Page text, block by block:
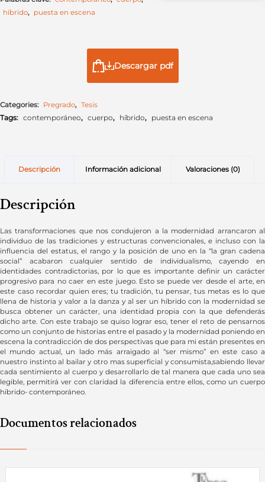
híbrido, puesta en escena
Descargar pdf
Categories: Pregrado, Tesis
Tags: contemporáneo, cuerpo, híbrido, puesta en escena
Descripción Información adicional Valoraciones (0)
Descripción
Las transformaciones que nos condujeron a la modernidad arrancaron al
individuo de las tradiciones y estructuras convencionales, e incluso con la
influencia del estatus, el rango y la posición de uno en la “la gran cadena
social” acabaron cualquier sentido de individualismo, cayendo en
identidades contradictorias, por lo que es importante definir un carácter
progresivo para no caer en este juego. Esto se puede ver desde el arte, en
este caso recordar quien eres; tu tradición, tu pensar, tus metas es lo que
llena de historia y valor a la danza y al ser un híbrido con la modernidad se
busca obtener un carácter, una identidad propia con la que defenderás
dicho arte. Con este trabajo se quiso lograr eso, tener el reto de pensarnos
como un conjunto de historias entre el pasado y la modernidad poniendo en
escena la contradicción de dos perspectivas que para mi están presentes en
el mundo actual, un lado más arraigado al “ser mismo” en este caso a
nuestro instinto al bailar y otro mas superficial y consumista,sabiendo llevar
cada sentimiento al cuerpo y desarrollarlo de tal manera que cada uno sea
legible, permitirá ver con claridad la diferencia entre ellos, como un cuerpo
híbrido- contemporáneo.
Documentos relacionados